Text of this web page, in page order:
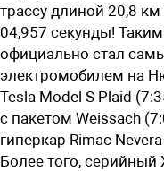
трассу длиной 20,8
04,957 секунды!
официально стал
электромобилем на
Tesla Model S Plaid
с пакетом Weissach
гиперкар Rimac
Более того, серийный